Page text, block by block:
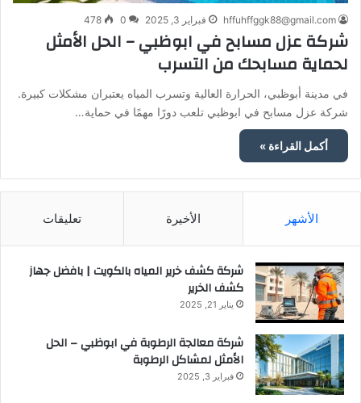
hffuhffggk88@gmail.com فبراير 3, 2025 0
478
شركة عزل مسابح في ابوظبي – الحل الأمثل
لحماية مسابحك من التسرب
في مدينة أبوظبي، الحرارة العالية وتسرب المياه يعتبران مشكلات كبيرة.
شركة عزل مسابح في ابوظبي تلعب دورًا مهمًا في حماية…
أكمل القراءة »
الأشهر الأخيرة تعليقات
شركة كشف خرير المياه بالكويت | بافضل جهاز
كشف الخرير
يناير 21, 2025
شركة معالجة الرطوبة في ابوظبي – الحل
الأمثل لمشاكل الرطوبة
فبراير 3, 2025